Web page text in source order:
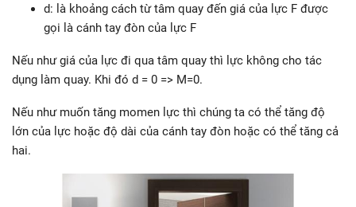
d: là khoảng cách từ tâm quay đến giá của lực F được
gọi là cánh tay đòn của lực F
Nếu như giá của lực đi qua tâm quay thì lực không cho tác
dụng làm quay. Khi đó d = 0 => M=0.
Nếu như muốn tăng momen lực thì chúng ta có thể tăng độ
lớn của lực hoặc độ dài của cánh tay đòn hoặc có thể tăng cả
hai.